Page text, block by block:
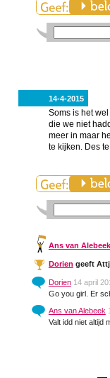
14-4-2015
Soms is het
die we niet
meer in maar
te kijken. Des
Ans van Alebeek
Dorien geeft
Dorien 14 april
Go you girl. Er
Ans van Alebeek
Valt idd niet altijd